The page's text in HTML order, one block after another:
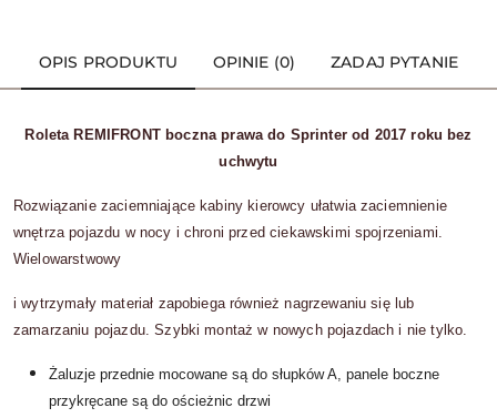
OPIS PRODUKTU OPINIE (0) ZADAJ PYTANIE
Roleta REMIFRONT boczna prawa do Sprinter od 2017 roku bez
uchwytu
Rozwiązanie zaciemniające kabiny kierowcy ułatwia zaciemnienie
wnętrza pojazdu w nocy i chroni przed ciekawskimi spojrzeniami.
Wielowarstwowy
i wytrzymały materiał zapobiega również nagrzewaniu się lub
zamarzaniu pojazdu. Szybki montaż w nowych pojazdach i nie tylko.
Żaluzje przednie mocowane są do słupków A, panele boczne
przykręcane są do ościeżnic drzwi